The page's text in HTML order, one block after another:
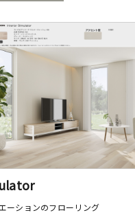
ーションのフローリング